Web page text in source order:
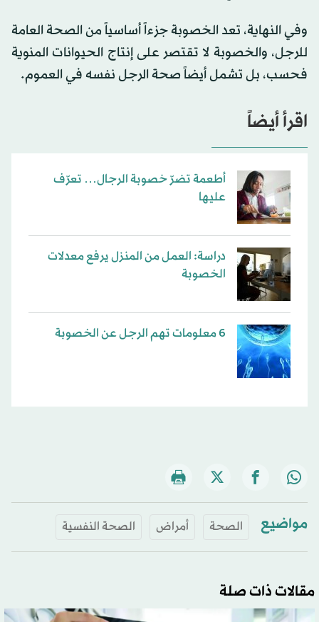
وفي النهاية، تعد الخصوبة جزءاً أساسياً من الصحة العامة
للرجل، والخصوبة لا تقتصر على إنتاج الحيوانات المنوية
فحسب، بل تشمل أيضاً صحة الرجل نفسه في العموم.
اقرأ أيضاً
أطعمة تضرّ خصوبة الرجال… تعرّف
عليها
دراسة: العمل من المنزل يرفع معدلات
الخصوبة
6 معلومات تهم الرجل عن الخصوبة
مواضيع الصحة أمراض الصحة النفسية
مقالات ذات صلة